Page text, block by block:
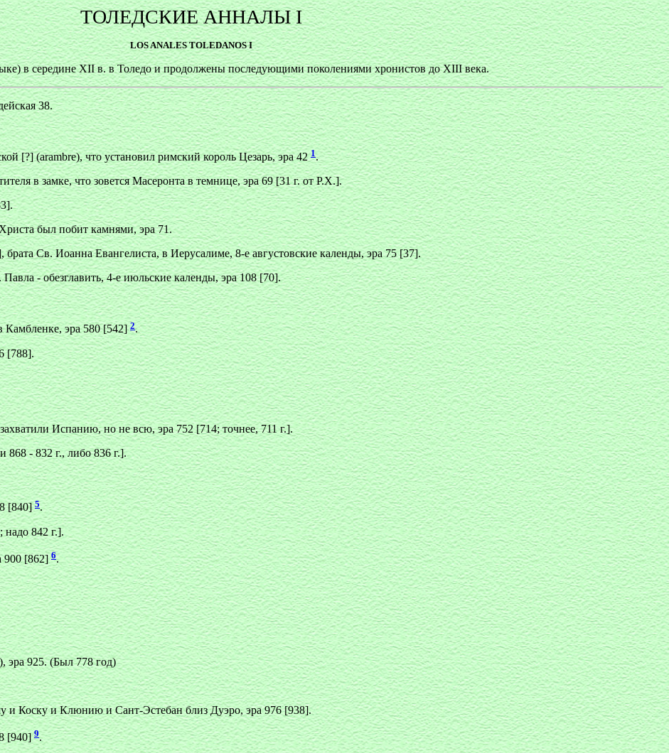
ТОЛЕДСКИЕ АННАЛЫ I
LOS ANALES TOLEDANOS I
в середине XII в. в Толедо и продолжены последующими поколениями хронистов до XIII века.
38.
[?] (arambre), что установил римский король Цезарь, эра 421.
в замке, что зовется Масеронта в темнице, эра 69 [31 г. от Р.Х.].
был побит камнями, эра 71.
Св. Иоанна Евангелиста, в Иерусалиме, 8-е августовские календы, эра 75 [37].
- обезглавить, 4-е июльские календы, эра 108 [70].
Камбленке, эра 580 [542]2.
[788].
Испанию, но не всю, эра 752 [714; точнее, 711 г.].
868 - 832 г., либо 836 г.].
[840]5.
842 г.].
900 [862]6.
эра 925. (Был 778 год)
и Коску и Клюнию и Сант-Эстебан близ Дуэро, эра 976 [938].
[940]9.